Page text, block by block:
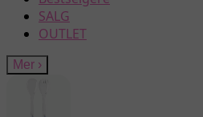
SALG
OUTLET
Mer ›